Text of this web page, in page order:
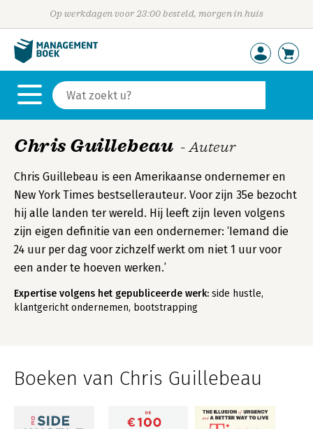
Op werkdagen voor 23:00 besteld, morgen in huis
Chris Guillebeau - Auteur
Chris Guillebeau is een Amerikaanse ondernemer en
New York Times bestsellerauteur. Voor zijn 35e bezocht
hij alle landen ter wereld. Hij leeft zijn leven volgens
zijn eigen definitie van een ondernemer: ‘Iemand die
24 uur per dag voor zichzelf werkt om niet 1 uur voor
een ander te hoeven werken.’
Expertise volgens het gepubliceerde werk: side hustle,
klantgericht ondernemen, bootstrapping
Boeken van Chris Guillebeau